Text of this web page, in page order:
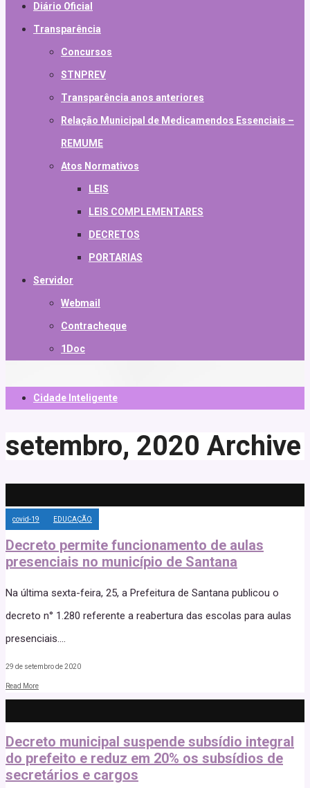
Diário Oficial
Transparência
Concursos
STNPREV
Transparência anos anteriores
Relação Municipal de Medicamendos Essenciais –
REMUME
Atos Normativos
LEIS
LEIS COMPLEMENTARES
DECRETOS
PORTARIAS
Servidor
Webmail
Contracheque
1Doc
Cidade Inteligente
setembro, 2020 Archive
covid-19 EDUCAÇÃO
Decreto permite funcionamento de aulas
presenciais no município de Santana
Na última sexta-feira, 25, a Prefeitura de Santana publicou o
decreto n° 1.280 referente a reabertura das escolas para aulas
presenciais....
29 de setembro de 2020
Read More
Decreto municipal suspende subsídio integral
do prefeito e reduz em 20% os subsídios de
secretários e cargos